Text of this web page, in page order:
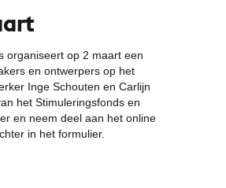
organiseert op 2 maart een
en ontwerpers op het
Inge Schouten en Carlijn
het Stimuleringsfonds en
en neem deel aan het online
in het formulier.